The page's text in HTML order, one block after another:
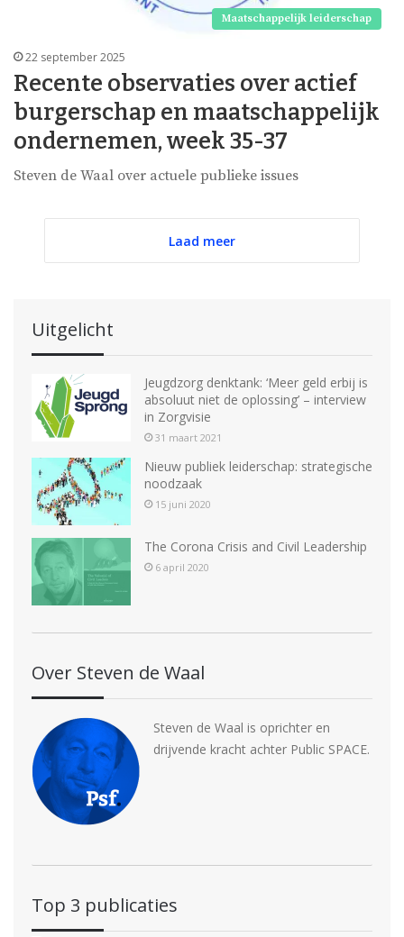
Maatschappelijk leiderschap
22 september 2025
Recente observaties over actief
burgerschap en maatschappelijk
ondernemen, week 35-37
Steven de Waal over actuele publieke issues
Laad meer
Uitgelicht
Jeugdzorg denktank: ‘Meer geld erbij is
absoluut niet de oplossing’ – interview
in Zorgvisie
31 maart 2021
Nieuw publiek leiderschap: strategische
noodzaak
15 juni 2020
The Corona Crisis and Civil Leadership
6 april 2020
Over Steven de Waal
Steven de Waal is oprichter en
drijvende kracht achter Public SPACE.
Top 3 publicaties